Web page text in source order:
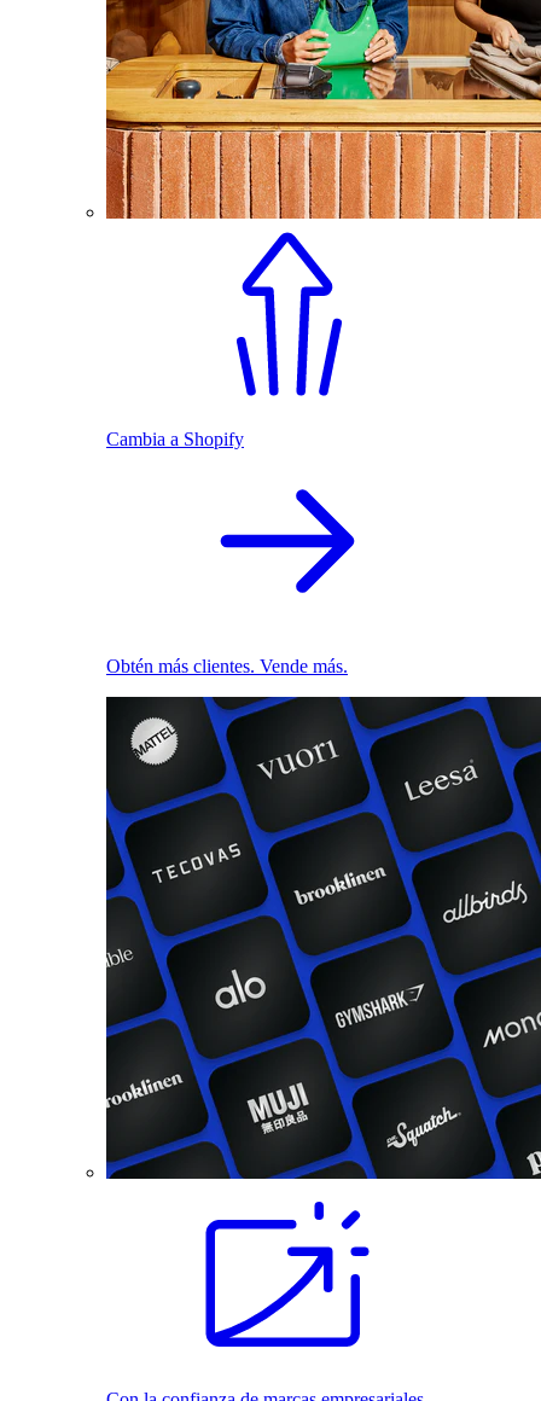
Cambia a Shopify
Obtén más clientes. Vende más.